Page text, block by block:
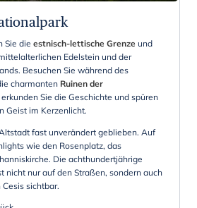
Sie die estnisch-lettische Grenze und
Edelstein und der
Besuchen Sie während des
charmanten Ruinen der
erkunden Sie die Geschichte und spüren
Geist im Kerzenlicht.
fast unverändert geblieben. Auf
wie den Rosenplatz, das
Die achthundertjährige
nicht nur auf den Straßen, sondern auch
sichtbar.